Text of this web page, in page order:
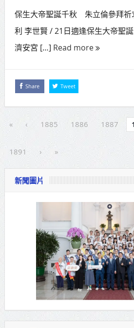
保生大帝聖誕千秋 朱立倫參拜祈
利 李世賢 / 21日適逢保生大帝聖
濟安宮 […] Read more
Share Tweet
« ‹ 1885 1886 1887
1891
› »
新聞圖片